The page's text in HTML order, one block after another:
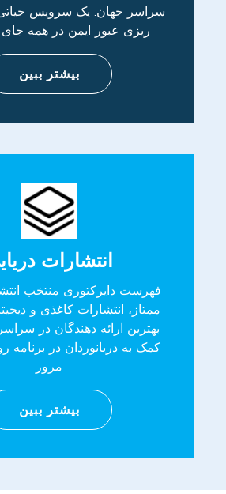
سراسر جهان. یک سرویس حیاتی
ریزی عبور ایمن در همه جای
بیشتر ببین
انتشارات
فهرست دایرکتوری منتخب
ممتاز، انتشارات کاغذی و
بهترین ارائه دهندگان در
کمک به دریانوردان در برنامه
مرور
بیشتر ببین